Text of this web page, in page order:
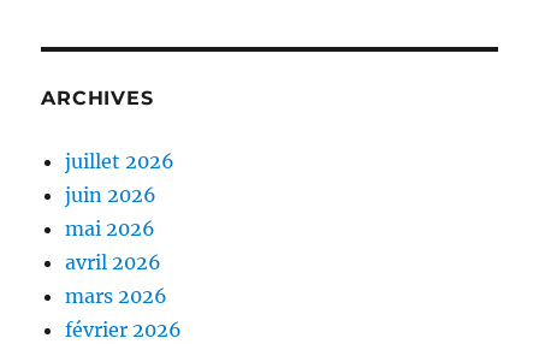
ARCHIVES
juillet 2026
juin 2026
mai 2026
avril 2026
mars 2026
février 2026